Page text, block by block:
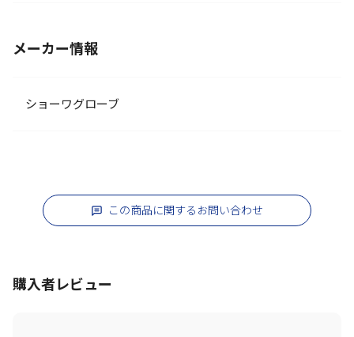
メーカー情報
ショーワグローブ
この商品に関するお問い合わせ
購入者レビュー